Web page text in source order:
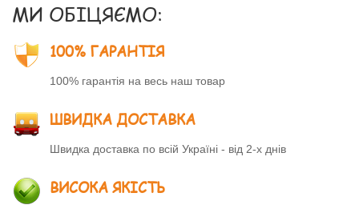
МИ ОБІЦЯЄМО:
100% ГАРАНТІЯ
100% гарантія на весь наш товар
ШВИДКА ДОСТАВКА
Швидка доставка по всій Україні - від 2-х днів
ВИСОКА ЯКІСТЬ